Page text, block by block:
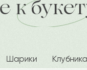
городу в течение
к
Шарики